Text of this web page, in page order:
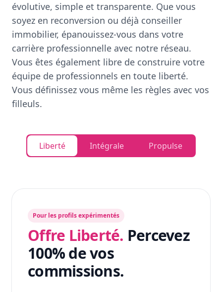
évolutive, simple et transparente. Que vous
soyez en reconversion ou déjà conseiller
immobilier, épanouissez-vous dans votre
carrière professionnelle avec notre réseau.
Vous êtes également libre de construire votre
équipe de professionnels en toute liberté.
Vous définissez vous même les règles avec vos
filleuls.
Liberté Intégrale Propulse
Pour les profils expérimentés
Offre Liberté. Percevez
100% de vos
commissions.